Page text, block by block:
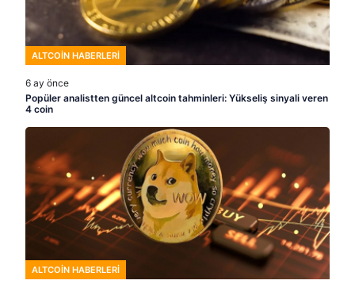
ALTCOIN HABERLERI
6 ay önce
Popüler analistten güncel altcoin tahminleri: Yükseliş sinyali veren
4 coin
ALTCOIN HABERLERI